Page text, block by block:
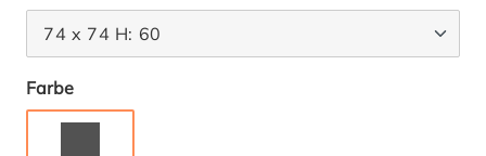
74 x 74 H: 60
Farbeauswählen